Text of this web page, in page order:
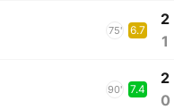
75' 6.7
2
1
90' 7.4
2
0